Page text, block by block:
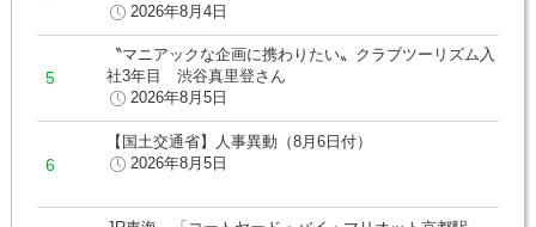
2026年8月4日
〝マニアックな企画に携わりたい〟クラブツーリズム入
社3年目 渋谷真里登さん
2026年8月5日
【国土交通省】人事異動（8月6日付）
2026年8月5日